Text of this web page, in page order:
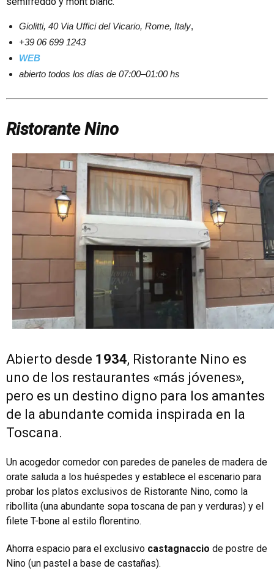
Giolitti, 40 Via Uffici del Vicario, Rome, Italy,
+39 06 699 1243
WEB
abierto todos los días de 07:00–01:00 hs
Ristorante Nino
Abierto desde 1934, Ristorante Nino es
uno de los restaurantes «más jóvenes»,
pero es un destino digno para los amantes
de la abundante comida inspirada en la
Toscana.
Un acogedor comedor con paredes de paneles de madera de
orate saluda a los huéspedes y establece el escenario para
probar los platos exclusivos de Ristorante Nino, como la
ribollita (una abundante sopa toscana de pan y verduras) y el
filete T-bone al estilo florentino.
Ahorra espacio para el exclusivo castagnaccio de postre de
Nino (un pastel a base de castañas).